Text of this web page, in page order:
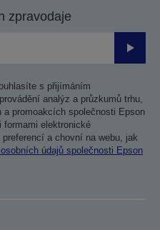
zpravodaje
s přijímáním
analýz a průzkumů trhu,
promoakcích společnosti Epson
formami elektronické
a chovní na webu, jak
údajů společnosti Epson